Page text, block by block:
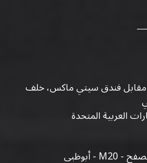
الراحة، مقابل فندق سيتي ماكس، خلف